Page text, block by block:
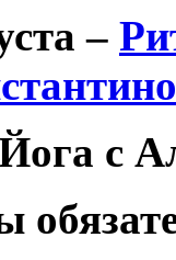
–
с